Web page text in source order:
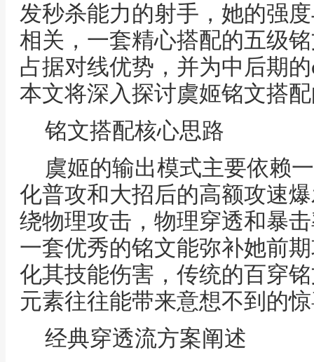
发秒杀能力的射手，她的强
相关，一套精心搭配的五级
占据对线优势，并为中后期
本文将深入探讨虞姬铭文搭
铭文搭配核心思路
虞姬的输出模式主要依赖
化普攻和大招后的高额攻速
绕物理攻击，物理穿透和暴
一套优秀的铭文能弥补她前
化其技能伤害，传统的百穿
元素往往能带来意想不到的
经典穿透流方案阐述